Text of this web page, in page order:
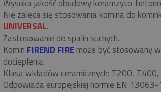
Wysoka jakość obudowy keramzyto-
Nie zaleca się stosowania komina do
UNIVERSAL.
Zastosowanie do spalin suchych.
Komin FIREND FIREmoże być stosowany
docieplenia.
Klasa wkładów ceramicznych: T200,
Odpowiada europejskiej normie EN 13063-